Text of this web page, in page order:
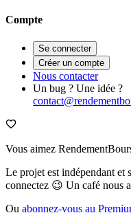
Compte
Se connecter
Créer un compte
Nous contacter
Un bug ? Une idée ?
Vous aimez
Le projet est indépendant
connectez 😉 Un café nous
Ou abonnez-vous au